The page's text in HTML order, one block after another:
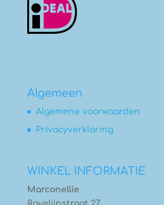
Algemeen
Algemene voorwaarden
Privacyverklaring
WINKEL INFORMATIE
Marconellie